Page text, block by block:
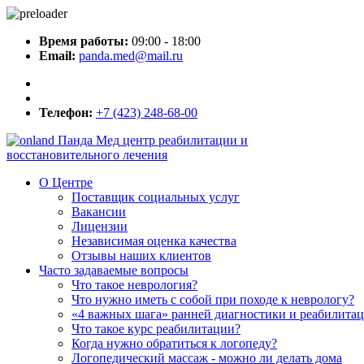
Время работы: 09:00 - 18:00
Email: panda.med@mail.ru
Телефон: +7 (423) 248-68-00
Панда Мед центр реабилитации и
восстановительного лечения
О Центре
Поставщик социальных услуг
Вакансии
Лицензии
Независимая оценка качества
Отзывы наших клиентов
Часто задаваемые вопросы
Что такое неврология?
Что нужно иметь с собой при походе к неврологу?
«4 важных шага» ранней диагностики и
Что такое курс реабилитации?
Когда нужно обратиться к логопеду?
Логопедический массаж - можно ли делать дома